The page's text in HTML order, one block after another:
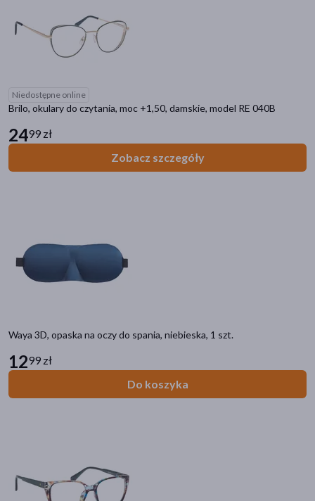
Niedostępne online
Brilo, okulary do czytania, moc +1,50, damskie, model RE 040B
2499 zł
Zobacz szczegóły
Waya 3D, opaska na oczy do spania, niebieska, 1 szt.
1299 zł
Do koszyka